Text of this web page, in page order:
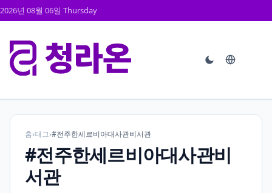
2026년 08월 06일 Thursday
홈›태그›#전주한세르비아대사관비서관
#전주한세르비아대사관비
서관